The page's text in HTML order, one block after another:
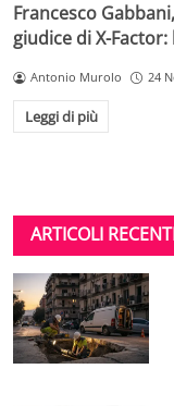
Francesco
giudice di X-
Antonio Murolo 24
Leggi di più
ARTICOLI